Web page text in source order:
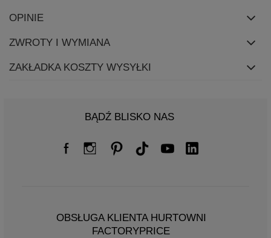
OPINIE
ZWROTY I WYMIANA
ZAKŁADKA KOSZTY WYSYŁKI
BĄDŹ BLISKO NAS
OBSŁUGA KLIENTA HURTOWNI
FACTORYPRICE